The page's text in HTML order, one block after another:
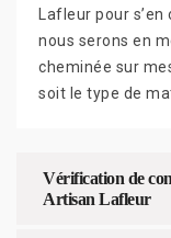
Lafleur pour
nous serons en
cheminée sur
soit le type de
Vérification de
Artisan Lafleur